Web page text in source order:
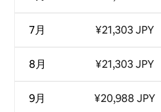
7月
8月
9月
¥21,303 JPY
¥21,303 JPY
¥20,988 JPY